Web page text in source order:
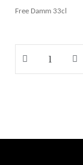
Free Damm 33cl